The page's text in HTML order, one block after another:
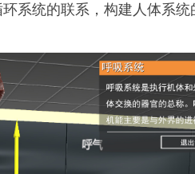
系统的联系，构建人体系统